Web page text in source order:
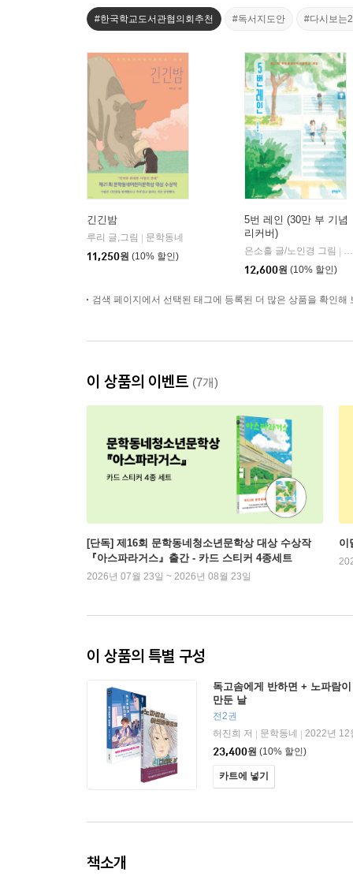
#한국학교도서관협의회추천 #독서지도안 #다시보는
긴긴밤
루리 글,그림
문학동네
11,250원 (10% 할인)
5번 레인 (30만 부 기념
리커버)
은소홀 글/노인경 그림
12,600원 (10% 할인)
검색 페이지에서 선택된 태그에 등록된 더 많은 상품을 확인해
이 상품의 이벤트 (7개)
[단독] 제16회 문학동네청소년문학상 대상 수상작
『아스파라거스』출간 - 카드 스티커 4종세트
2026년 07월 23일 ~ 2026년 08월 23일
이
이 상품의 특별 구성
독고솜에게 반하면 + 노파람
만둔 날
전2권
허진희 저
문학동네
2022년 12
23,400원 (10% 할인)
카트에 넣기
책소개